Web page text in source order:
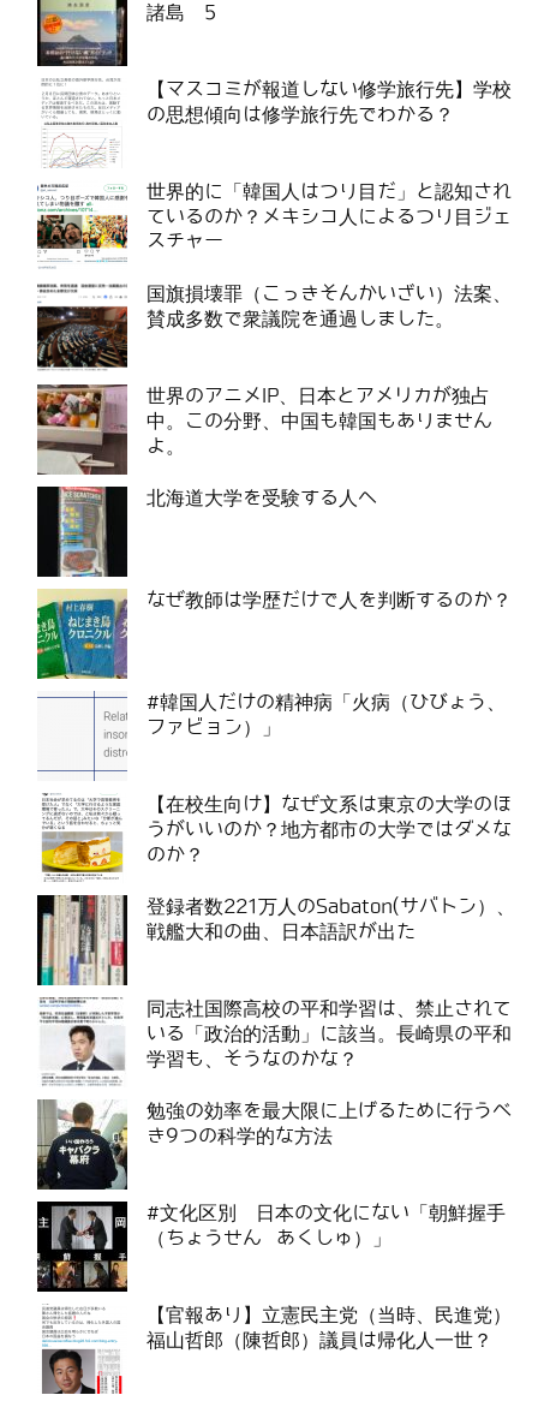
諸島 5
【マスコミが報道しない修学旅行先】学校
の思想傾向は修学旅行先でわかる？
世界的に「韓国人はつり目だ」と認知され
ているのか？メキシコ人によるつり目ジェ
スチャー
国旗損壊罪（こっきそんかいざい）法案、
賛成多数で衆議院を通過しました。
世界のアニメIP、日本とアメリカが独占
中。この分野、中国も韓国もありません
よ。
北海道大学を受験する人へ
なぜ教師は学歴だけで人を判断するのか？
#韓国人だけの精神病「火病（ひびょう、
ファビョン）」
【在校生向け】なぜ文系は東京の大学のほ
うがいいのか？地方都市の大学ではダメな
のか？
登録者数221万人のSabaton(サバトン）、
戦艦大和の曲、日本語訳が出た
同志社国際高校の平和学習は、禁止されて
いる「政治的活動」に該当。長崎県の平和
学習も、そうなのかな？
勉強の効率を最大限に上げるために行うべ
き9つの科学的な方法
#文化区別 日本の文化にない「朝鮮握手
（ちょうせん あくしゅ）」
【官報あり】立憲民主党（当時、民進党）
福山哲郎（陳哲郎）議員は帰化人一世？